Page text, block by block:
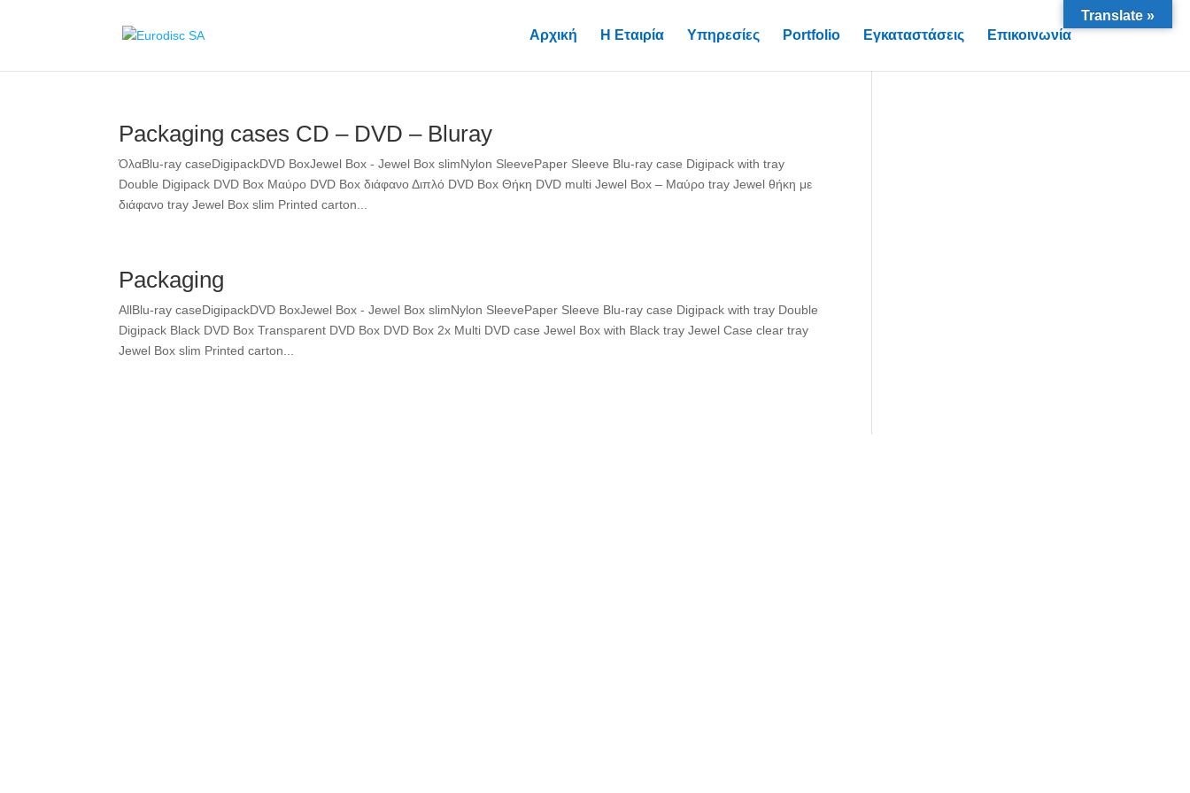
Αρχική Η Εταιρία Υπηρεσίες Portfolio Εγκαταστάσεις Επικοινωνία
Packaging cases CD – DVD – Bluray
ΌλαBlu-ray caseDigipackDVD BoxJewel Box - Jewel Box slimNylon SleevePaper Sleeve Blu-ray case Digipack with tray
Double Digipack DVD Box Μαύρο DVD Box διάφανο Διπλό DVD Box Θήκη DVD multi Jewel Box – Μαύρο tray Jewel θήκη με
διάφανο tray Jewel Box slim Printed carton...
Packaging
AllBlu-ray caseDigipackDVD BoxJewel Box - Jewel Box slimNylon SleevePaper Sleeve Blu-ray case Digipack with tray Double
Digipack Black DVD Box Transparent DVD Box DVD Box 2x Multi DVD case Jewel Box with Black tray Jewel Case clear tray
Jewel Box slim Printed carton...
Translate »